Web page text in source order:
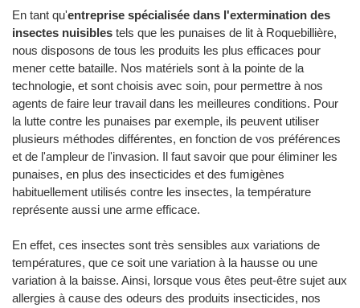
En tant qu'entreprise spécialisée dans l'extermination des
insectes nuisibles tels que les punaises de lit à Roquebillière,
nous disposons de tous les produits les plus efficaces pour
mener cette bataille. Nos matériels sont à la pointe de la
technologie, et sont choisis avec soin, pour permettre à nos
agents de faire leur travail dans les meilleures conditions. Pour
la lutte contre les punaises par exemple, ils peuvent utiliser
plusieurs méthodes différentes, en fonction de vos préférences
et de l'ampleur de l'invasion. Il faut savoir que pour éliminer les
punaises, en plus des insecticides et des fumigènes
habituellement utilisés contre les insectes, la température
représente aussi une arme efficace.
En effet, ces insectes sont très sensibles aux variations de
températures, que ce soit une variation à la hausse ou une
variation à la baisse. Ainsi, lorsque vous êtes peut-être sujet aux
allergies à cause des odeurs des produits insecticides, nos